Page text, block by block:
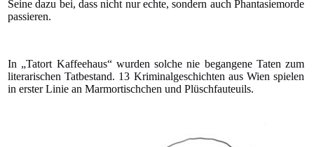
Seine dazu bei, dass nicht nur echte, sondern auch Phantasiemorde
passieren.
In „Tatort Kaffeehaus“ wurden solche nie begangene Taten zum
literarischen Tatbestand. 13 Kriminalgeschichten aus Wien spielen
in erster Linie an Marmortischchen und Plüschfauteuils.